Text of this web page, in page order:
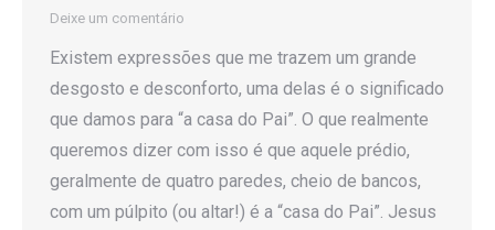
Deixe um comentário
Existem expressões que me trazem um grande
desgosto e desconforto, uma delas é o significado
que damos para “a casa do Pai”. O que realmente
queremos dizer com isso é que aquele prédio,
geralmente de quatro paredes, cheio de bancos,
com um púlpito (ou altar!) é a “casa do Pai”. Jesus